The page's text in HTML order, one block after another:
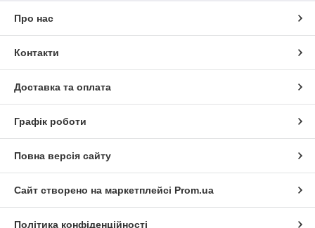
Про нас
Контакти
Доставка та оплата
Графік роботи
Повна версія сайту
Сайт створено на маркетплейсі Prom.ua
Політика конфіденційності